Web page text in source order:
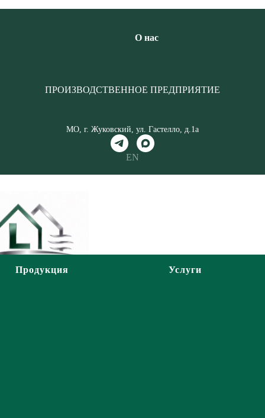
О нас
ПРОИЗВОДСТВЕННОЕ ПРЕДПРИЯТИЕ
МО, г. Жуковский, ул. Гастелло, д.1а
EN
Продукция Услуги